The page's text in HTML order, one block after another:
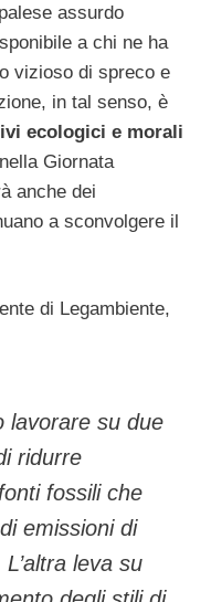
assurdo
a chi ne ha
vizioso di spreco e
in tal senso, è
ecologici e morali
Giornata
anche dei
a sconvolgere il
di Legambiente,
lavorare su due
ridurre
fossili che
emissioni di
leva su